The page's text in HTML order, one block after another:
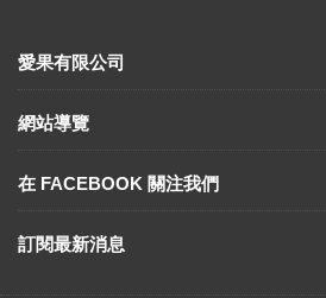
愛果有限公司
網站導覽
在 FACEBOOK 關注我們
訂閱最新消息